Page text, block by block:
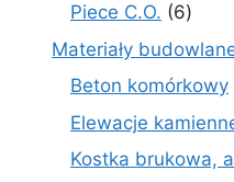
Piece C.O. 66
Materiały
Beton komórkowy
Elewacje
Kostka brukowa,